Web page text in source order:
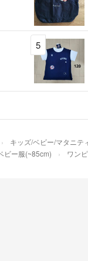
5
キッズ/ベビー/マタニテ
ビー服(~85cm) ワン